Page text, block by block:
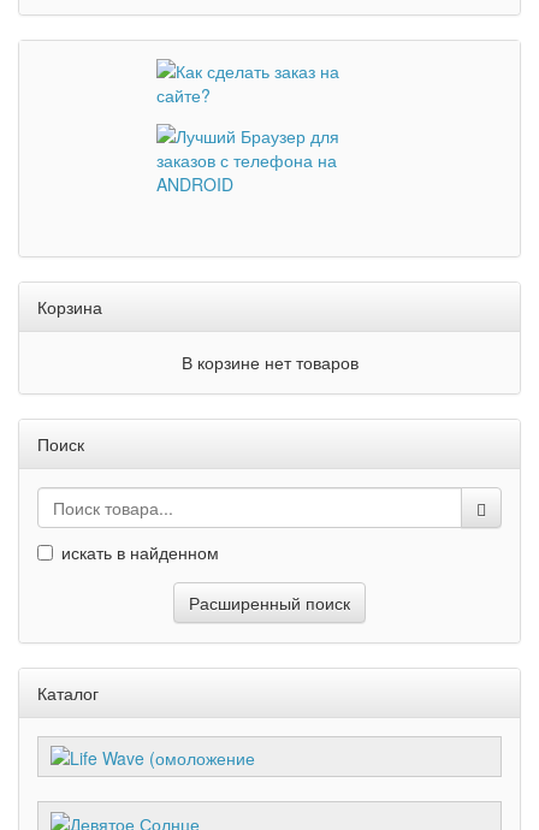
Корзина
В корзине нет товаров
Поиск
искать в найденном
Расширенный поиск
Каталог